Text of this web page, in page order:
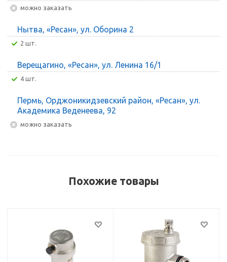
Можно заказать
Нытва, «Ресан», ул. Оборина 2
2 шт.
Верещагино, «Ресан», ул. Ленина 16/1
4 шт.
Пермь, Орджоникидзевский район, «Ресан», ул.
Академика Веденеева, 92
Можно заказать
Похожие товары